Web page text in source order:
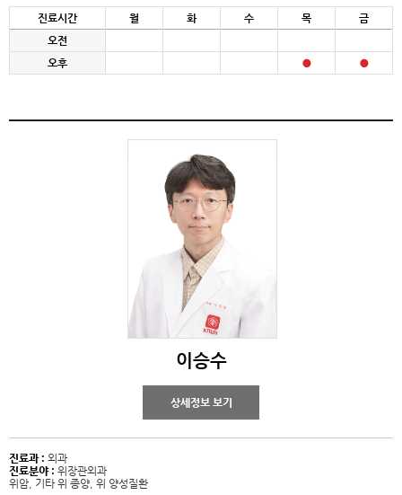
진료시간 월 화 수 목
금
오전
오후
이승수
상세정보 보기
진료과 : 외과
진료분야 : 위장관외과
위암, 기타 위 종양, 위 양성질환